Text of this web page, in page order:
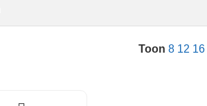
Toon 8 12 16